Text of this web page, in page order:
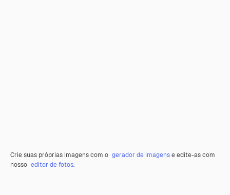
Crie suas próprias imagens com o gerador de imagense edite-as com
nosso editor de fotos.